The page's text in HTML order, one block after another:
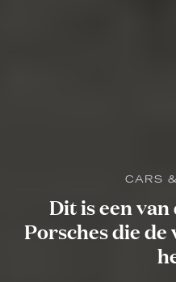
CARS
Dit is een
Porsches die